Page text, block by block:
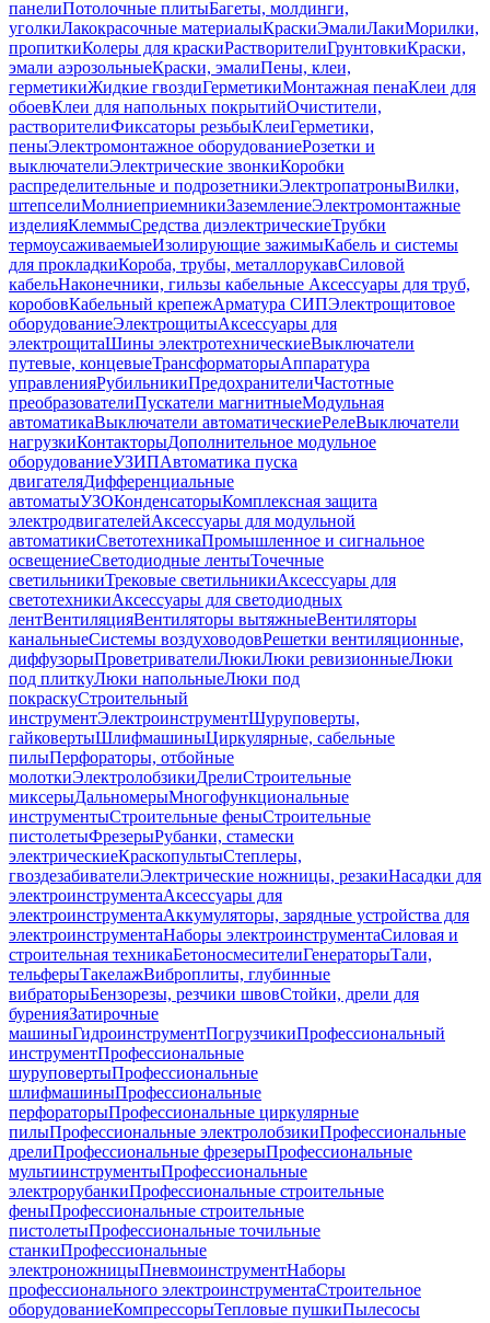
панелиПотолочные плитыБагеты, молдинги,
уголкиЛакокрасочные материалыКраскиЭмалиЛакиМорилки,
пропиткиКолеры для краскиРастворителиГрунтовкиКраски,
эмали аэрозольныеКраски, эмалиПены, клеи,
герметикиЖидкие гвоздиГерметикиМонтажная пенаКлеи для
обоевКлеи для напольных покрытийОчистители,
растворителиФиксаторы резьбыКлеиГерметики,
пеныЭлектромонтажное оборудованиеРозетки и
выключателиЭлектрические звонкиКоробки
распределительные и подрозетникиЭлектропатроныВилки,
штепселиМолниеприемникиЗаземлениеЭлектромонтажные
изделияКлеммыСредства диэлектрическиеТрубки
термоусаживаемыеИзолирующие зажимыКабель и системы
для прокладкиКороба, трубы, металлорукавСиловой
кабельНаконечники, гильзы кабельные Аксессуары для труб,
коробовКабельный крепежАрматура СИПЭлектрощитовое
оборудованиеЭлектрощитыАксессуары для
электрощитаШины электротехническиеВыключатели
путевые, концевыеТрансформаторыАппаратура
управленияРубильникиПредохранителиЧастотные
преобразователиПускатели магнитныеМодульная
автоматикаВыключатели автоматическиеРелеВыключатели
нагрузкиКонтакторыДополнительное модульное
оборудованиеУЗИПАвтоматика пуска
двигателяДифференциальные
автоматыУЗОКонденсаторыКомплексная защита
электродвигателейАксессуары для модульной
автоматикиСветотехникаПромышленное и сигнальное
освещениеСветодиодные лентыТочечные
светильникиТрековые светильникиАксессуары для
светотехникиАксессуары для светодиодных
лентВентиляцияВентиляторы вытяжныеВентиляторы
канальныеСистемы воздуховодовРешетки вентиляционные,
диффузорыПроветривателиЛюкиЛюки ревизионныеЛюки
под плиткуЛюки напольныеЛюки под
покраскуСтроительный
инструментЭлектроинструментШуруповерты,
гайковертыШлифмашиныЦиркулярные, сабельные
пилыПерфораторы, отбойные
молоткиЭлектролобзикиДрелиСтроительные
миксерыДальномерыМногофункциональные
инструментыСтроительные феныСтроительные
пистолетыФрезерыРубанки, стамески
электрическиеКраскопультыСтеплеры,
гвоздезабивателиЭлектрические ножницы, резакиНасадки для
электроинструментаАксессуары для
электроинструментаАккумуляторы, зарядные устройства для
электроинструментаНаборы электроинструментаСиловая и
строительная техникаБетоносмесителиГенераторыТали,
тельферыТакелажВиброплиты, глубинные
вибраторыБензорезы, резчики швовСтойки, дрели для
буренияЗатирочные
машиныГидроинструментПогрузчикиПрофессиональный
инструментПрофессиональные
шуруповертыПрофессиональные
шлифмашиныПрофессиональные
перфораторыПрофессиональные циркулярные
пилыПрофессиональные электролобзикиПрофессиональные
дрелиПрофессиональные фрезерыПрофессиональные
мультиинструментыПрофессиональные
электрорубанкиПрофессиональные строительные
феныПрофессиональные строительные
пистолетыПрофессиональные точильные
станкиПрофессиональные
электроножницыПневмоинструментНаборы
профессионального электроинструментаСтроительное
оборудованиеКомпрессорыТепловые пушкиПылесосы